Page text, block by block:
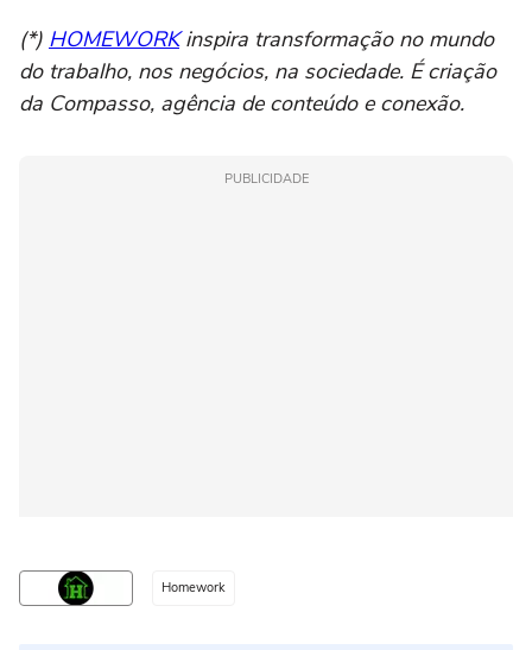
(*) HOMEWORKinspira transformação no mundo
do trabalho, nos negócios, na sociedade. É criação
da Compasso, agência de conteúdo e conexão.
PUBLICIDADE
Homework